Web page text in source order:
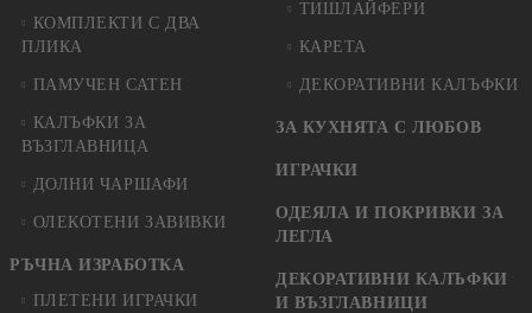
КОМПЛЕКТИ С ДВА
ПЛИКА
ПАМУЧЕН САТЕН
КАЛЪФКИ ЗА
ВЪЗГЛАВНИЦА
ДОЛНИ ЧАРШАФИ
ОЛЕКОТЕНИ ЗАВИВКИ
РЪЧНА ИЗРАБОТКА
ПЛЕТЕНИ ИГРАЧКИ
ТИШЛАЙФЕРИ
КАРЕТА
ДЕКОРАТИВНИ КАЛЪФКИ
ЗА КУХНЯТА С ЛЮБОВ
ИГРАЧКИ
ОДЕЯЛА И ПОКРИВКИ ЗА
ЛЕГЛА
ДЕКОРАТИВНИ КАЛЪФКИ
И ВЪЗГЛАВНИЦИ